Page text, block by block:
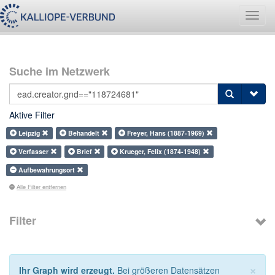
Suche im Netzwerk
Aktive Filter
Leipzig Behandelt
Freyer, Hans (1887-1969)
Verfasser
Brief
Krueger, Felix (1874-1948)
Aufbewahrungsort
Alle Filter entfernen
Filter
×
Ihr Graph wird erzeugt. Bei größeren Datensätzen